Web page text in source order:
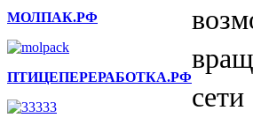
МОЛПАК.РФ
ПТИЦЕПЕРЕРАБОТКА.РФ